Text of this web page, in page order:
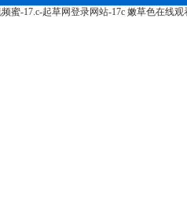
蜜-17.c-起草网登录网站-17c 嫩草色在线观